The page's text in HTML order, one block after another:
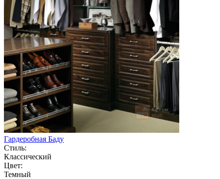
Гардеробная Баду
Стиль:
Классический
Цвет:
Темный